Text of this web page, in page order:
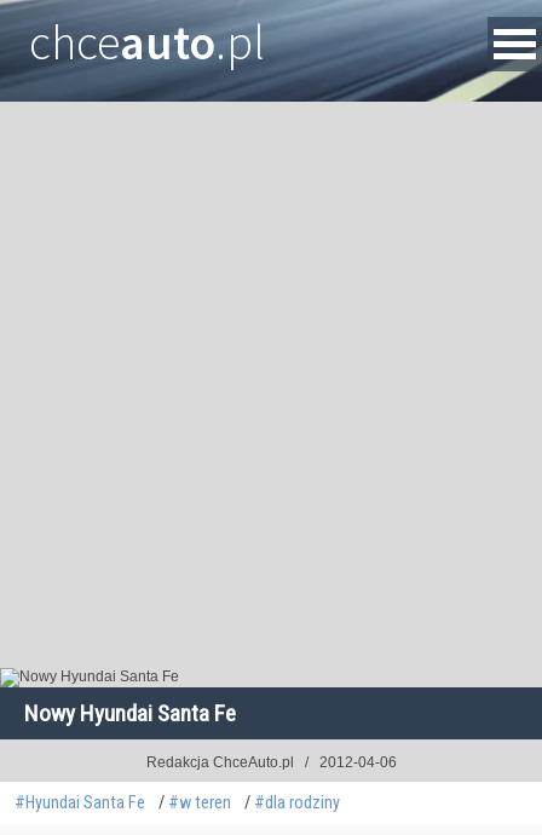
chceauto.pl
Nowy Hyundai Santa Fe
Redakcja ChceAuto.pl 2012-04-06
#Hyundai Santa Fe #w teren #dla rodziny